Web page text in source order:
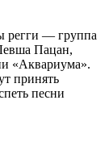
регги — группа
Пацан,
«Аквариума».
принять
песни